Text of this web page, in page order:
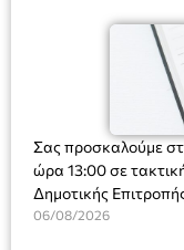
Σας προσκαλούμε
ώρα 13:00 σε
Δημοτικής
στο Δημοτικό
06/08/2026